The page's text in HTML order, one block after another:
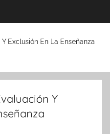
Exclusión En La Enseñanza
Y